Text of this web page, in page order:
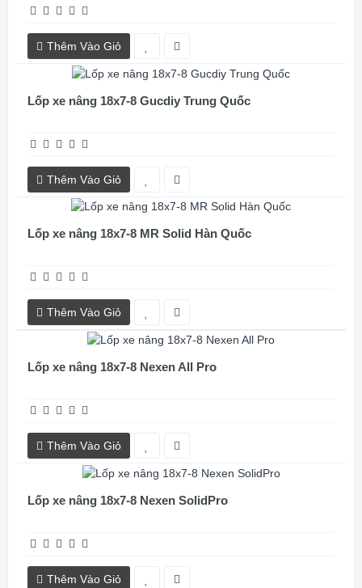
Thêm Vào Giỏ
Lốp xe nâng 18x7-8 Gucdiy Trung Quốc
Thêm Vào Giỏ
Lốp xe nâng 18x7-8 MR Solid Hàn Quốc
Thêm Vào Giỏ
Lốp xe nâng 18x7-8 Nexen All Pro
Thêm Vào Giỏ
Lốp xe nâng 18x7-8 Nexen SolidPro
Thêm Vào Giỏ